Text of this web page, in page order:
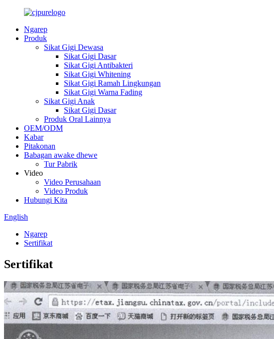
Ngarep
Produk
Sikat Gigi Dewasa
Sikat Gigi Dasar
Sikat Gigi Antibakteri
Sikat Gigi Whitening
Sikat Gigi Ramah Lingkungan
Sikat Gigi Warna Fading
Sikat Gigi Anak
Sikat Gigi Dasar
Produk Oral Lainnya
OEM/ODM
Kabar
Pitakonan
Babagan awake dhewe
Tur Pabrik
Video
Video Perusahaan
Video Produk
Hubungi Kita
English
Ngarep
Sertifikat
Sertifikat